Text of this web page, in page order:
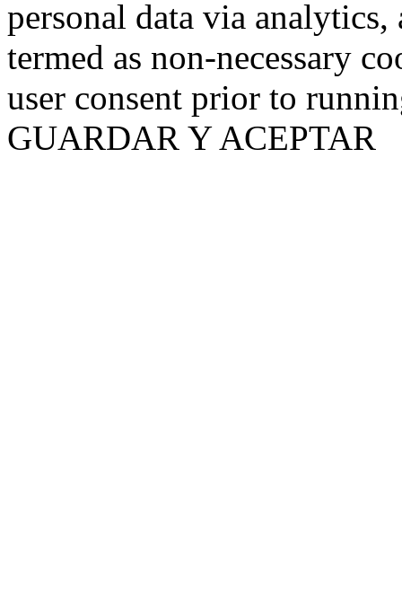
personal data via analytics,
termed as non-necessary
user consent prior to
GUARDAR Y ACEPTAR